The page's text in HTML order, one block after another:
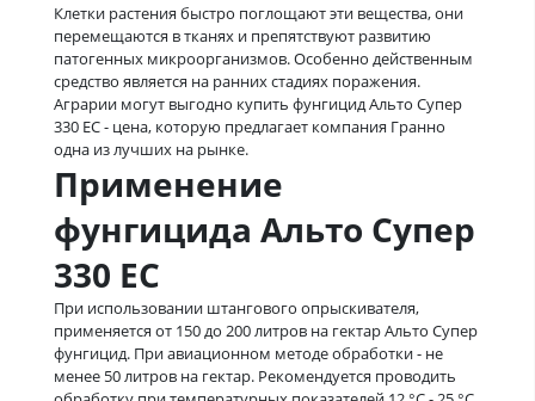
Клетки растения быстро поглощают эти вещества, они
перемещаются в тканях и препятствуют развитию
патогенных микроорганизмов. Особенно действенным
средство является на ранних стадиях поражения.
Аграрии могут выгодно купить фунгицид Альто Супер
330 ЕС - цена, которую предлагает компания Гранно
одна из лучших на рынке.
Применение
фунгицида Альто Супер
330 ЕС
При использовании штангового опрыскивателя,
применяется от 150 до 200 литров на гектар Альто Супер
фунгицид. При авиационном методе обработки - не
менее 50 литров на гектар. Рекомендуется проводить